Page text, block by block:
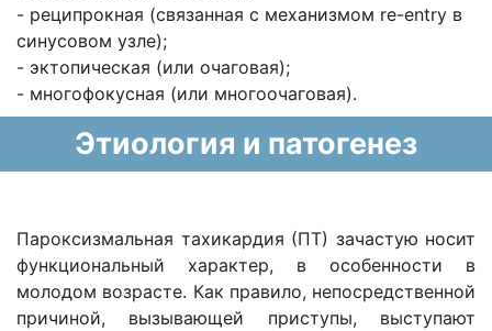
- реципрокная (связанная с механизмом re-entry в
синусовом узле);
- эктопическая (или очаговая);
- многофокусная (или многоочаговая).
Этиология и патогенез
Пароксизмальная тахикардия (ПТ) зачастую носит
функциональный характер, в особенности в
молодом возрасте. Как правило, непосредственной
причиной, вызывающей приступы, выступают